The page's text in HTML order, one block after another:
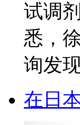
试调
悉，
询发
在日